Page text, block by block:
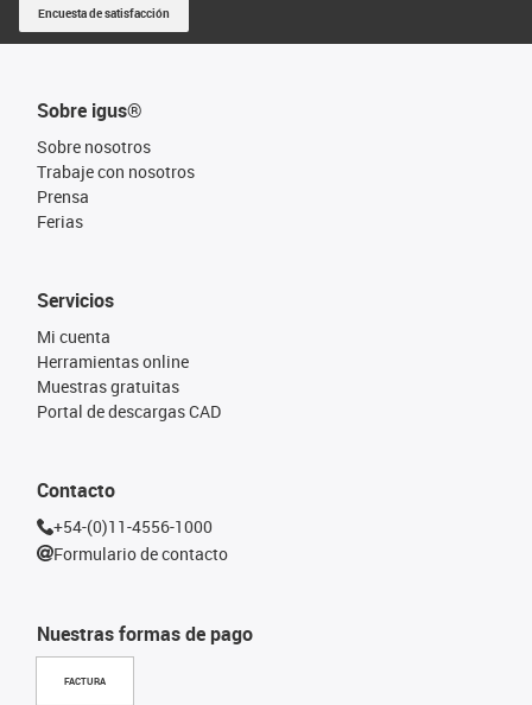
Encuesta de satisfacción
Sobre igus®
Sobre nosotros
Trabaje con nosotros
Prensa
Ferias
Nuestras formas de pago
FACTURA
Servicios
Mi cuenta
Herramientas online
Muestras gratuitas
Portal de descargas CAD
Contacto
+54-(0)11-4556-1000
Formulario de contacto